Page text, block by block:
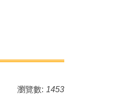
瀏覽數: 1453